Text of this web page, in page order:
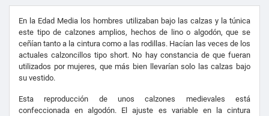
En la Edad Media los hombres utilizaban bajo las calzas y la túnica
este tipo de calzones amplios, hechos de lino o algodón, que se
ceñían tanto a la cintura como a las rodillas. Hacían las veces de los
actuales calzoncillos tipo short. No hay constancia de que fueran
utilizados por mujeres, que más bien llevarían solo las calzas bajo
su vestido.
Esta reproducción de unos calzones medievales está
confeccionada en algodón. El ajuste es variable en la cintura